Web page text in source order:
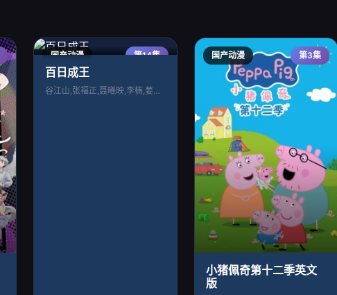
国产动漫 第14集
百日成王
谷江山,张福正,聂曦映,李楠,姜贺,赵熠
国产动漫 第3集
小猪佩奇第十二季英文
版